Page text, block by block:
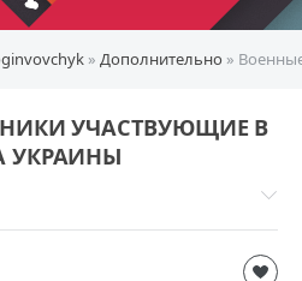
» Дополнительно »
УЧАСТВУЮЩИЕ В
УКРАИНЫ